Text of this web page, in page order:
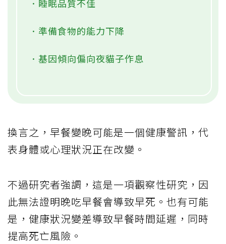
．睡眠品質不佳
．準備食物的能力下降
．基因傾向偏向夜貓子作息
換言之，早餐變晚可能是一個健康警訊，代
表身體或心理狀況正在改變。
不過研究者強調，這是一項觀察性研究，因
此無法證明晚吃早餐會導致早死。也有可能
是，健康狀況變差導致早餐時間延遲，同時
提高死亡風險。